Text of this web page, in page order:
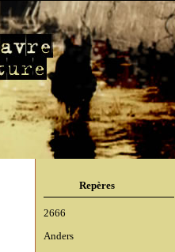
Repères
2666
Anders